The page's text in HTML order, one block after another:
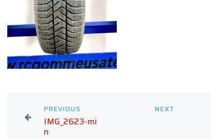
PREVIOUS
IMG_2623-mi
n
NEXT